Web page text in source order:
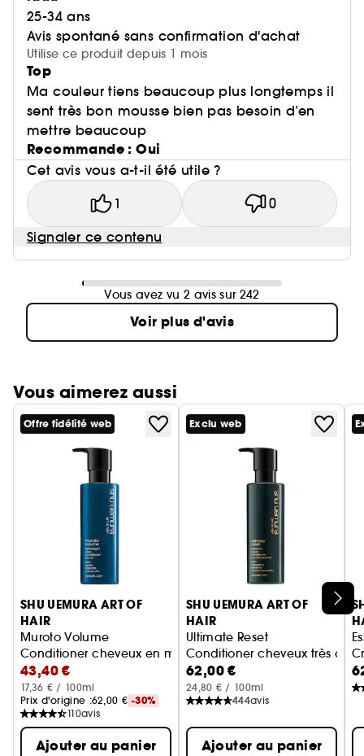
25-34 ans
Avis spontané sans confirmation d'achat
Utilise ce produit depuis 1 mois
Top
Ma couleur tiens beaucoup plus longtemps il
sent très bon mousse bien pas besoin d’en
mettre beaucoup
Recommande : Oui
Cet avis vous a-t-il été utile ?
1 0
Signaler ce contenu
Vous avez vu 2 avis sur 242
Voir plus d'avis
Vous aimerez aussi
Ignorer le carrousel produits
Offre fidélité web
SHU UEMURA ART OF
HAIR
Muroto Volume
Conditioner cheveux en manque de volume
43,40 €
17,36 € / 100ml
Prix d'origine :62,00 € -30%
110avis
Ajouter au panier
Exclu web
SHU UEMURA ART OF
HAIR
Ultimate Reset
Conditioner cheveux très
62,00 €
24,80 € / 100ml
444avis
Ajouter au panier